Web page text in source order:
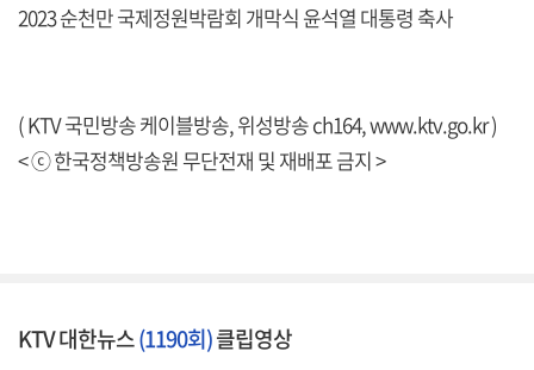
2023 순천만 국제정원박람회 개막식 윤석열 대통령 축사
( KTV 국민방송 케이블방송, 위성방송 ch164,www.ktv.go.kr)
< ⓒ 한국정책방송원 무단전재 및 재배포 금지 >
KTV 대한뉴스(1190회)클립영상